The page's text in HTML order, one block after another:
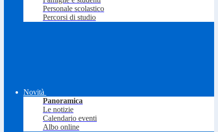
Personale scolastico
Percorsi di studio
Novità
Panoramica
Le notizie
Calendario eventi
Albo online